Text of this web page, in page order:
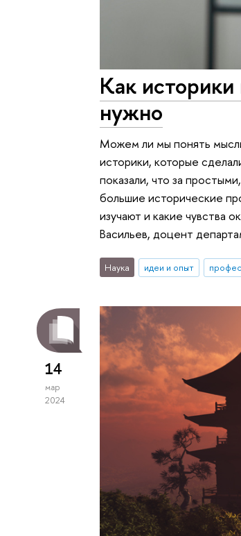
Как
нужно
Можем ли мы понять
историки, которые
показали, что за
большие исторические
изучают и какие чувства
Васильев, доцент
Наука идеи и опыт
14
мар
2024